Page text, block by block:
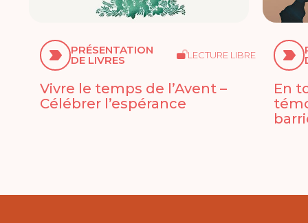
PRÉSENTATION
DE LIVRES LECTURE LIBRE
Vivre le temps de l’Avent –
Célébrer l’espérance
En